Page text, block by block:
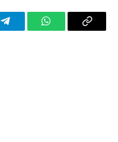
TelegramWhatsAppCopy